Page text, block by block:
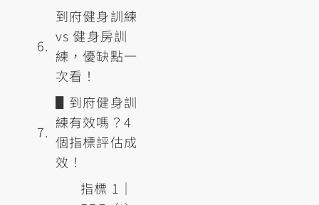
到府健身訓練
vs 健身房訓
練，優缺點一
次看！
▋到府健身訓
練有效嗎？4
個指標評估成
效！
指標 1｜